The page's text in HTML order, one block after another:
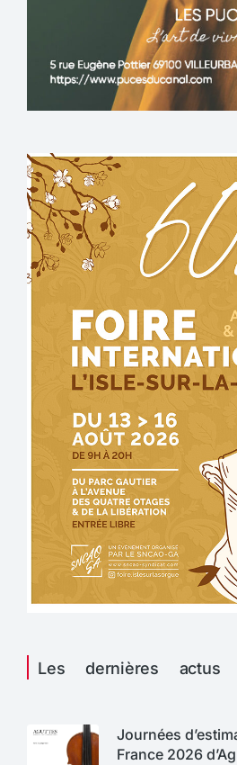
Les dernières actus
Journées
France 2026